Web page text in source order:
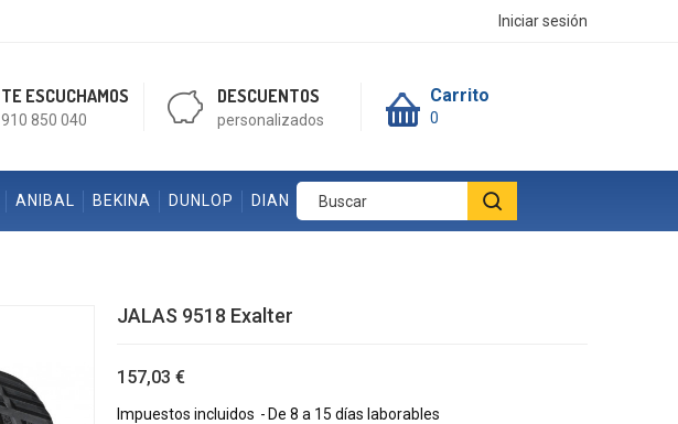
Iniciar sesión
Carrito
0
TE ESCUCHAMOS
910 850 040
DESCUENTOS
personalizados
ANIBAL BEKINA DUNLOP DIAN
JALAS 9518 Exalter
157,03 €
Impuestos incluidos
De 8 a 15 días laborables